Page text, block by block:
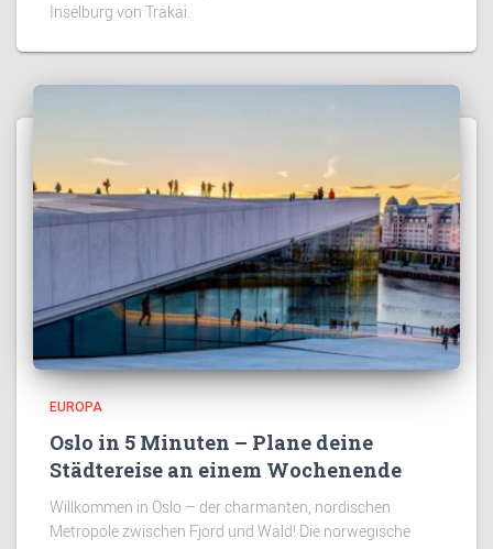
Inselburg von Trakai.
EUROPA
Oslo in 5 Minuten – Plane deine
Städtereise an einem Wochenende
Willkommen in Oslo – der charmanten, nordischen
Metropole zwischen Fjord und Wald! Die norwegische